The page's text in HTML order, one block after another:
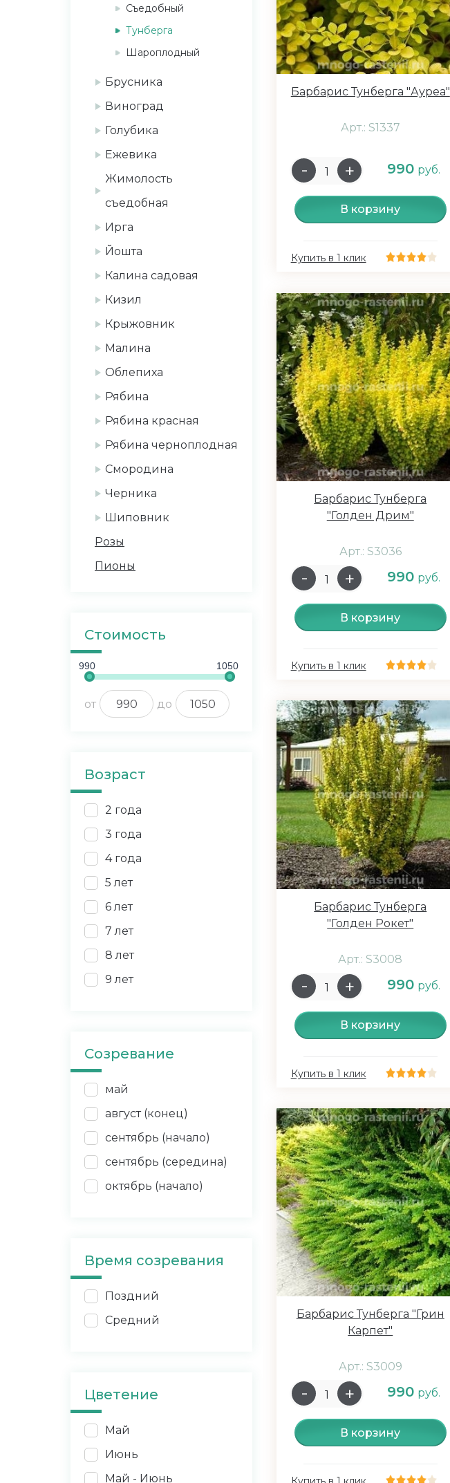
Барбарис Тунберга "Ауреа"
Арт.: S1337
990 руб.
В корзину
Купить в 1 клик
Барбарис Тунберга
"Голден Дрим"
Арт.: S3036
990 руб.
В корзину
Купить в 1 клик
Барбарис Тунберга
"Голден Рокет"
Арт.: S3008
990 руб.
В корзину
Купить в 1 клик
Барбарис Тунберга "Грин
Карпет"
Арт.: S3009
990 руб.
В корзину
Съедобный
Тунберга
Шароплодный
Брусника
Виноград
Голубика
Ежевика
Жимолость
съедобная
Ирга
Йошта
Калина садовая
Кизил
Крыжовник
Малина
Облепиха
Рябина
Рябина красная
Рябина черноплодная
Смородина
Черника
Шиповник
Розы
Пионы
Стоимость
990 1050
от до
Возраст
2 года
3 года
4 года
5 лет
6 лет
7 лет
8 лет
9 лет
Созревание
май
август (конец)
сентябрь (начало)
сентябрь (середина)
октябрь (начало)
Время созревания
Поздний
Средний
Цветение
Май
Июнь
Май - Июнь